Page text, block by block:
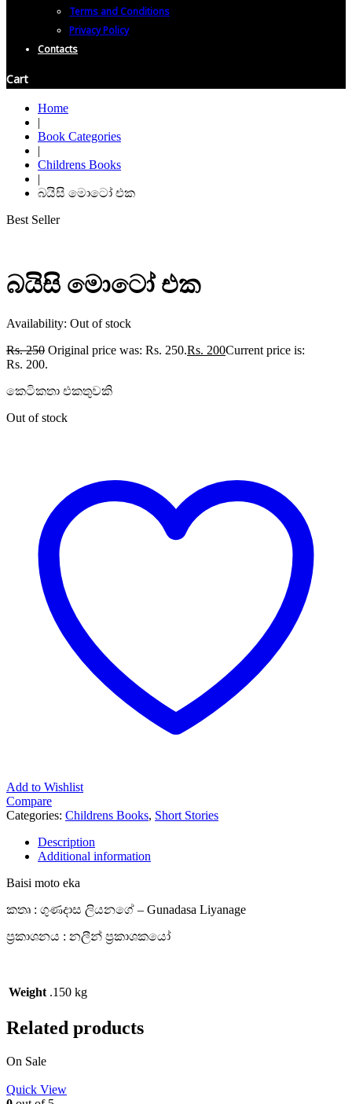
Terms and Conditions
Privacy Policy
Contacts
Cart
Home
|
Book Categories
|
Childrens Books
|
බයිසි මොටෝ එක
Best Seller
බයිසි මොටෝ එක
Availability: Out of stock
Rs.250 Original price was: Rs. 250.Rs. 200Current price is:
Rs. 200.
කෙටිකතා එකතුවකි
Out of stock
Add to Wishlist
Compare
Categories: Childrens Books, Short Stories
Description
Additional information
Baisi moto eka
කතෘ : ගුණදාස ලියනගේ – Gunadasa Liyanage
ප්‍රකාශනය : නලීන් ප්‍රකාශකයෝ
Weight .150 kg
Related products
On Sale
Quick View